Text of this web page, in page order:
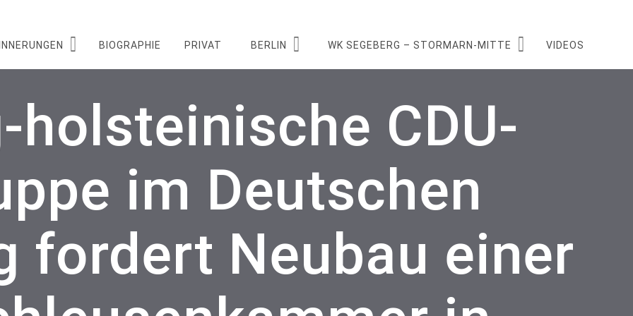
BIOGRAPHIE PRIVAT BERLIN WK SEGEBERG – STORMARN-MITTE VIDEOS
holsteinische CDU-
im Deutschen
fordert Neubau einer